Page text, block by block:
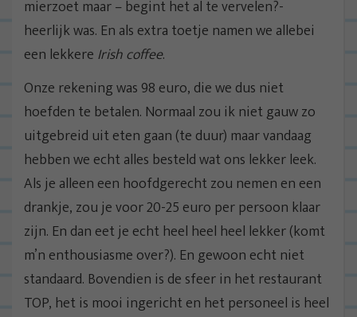
mierzoet maar – begint het al te vervelen?-
heerlijk was. En als extra toetje namen we allebei
een lekkere Irish coffee.
Onze rekening was 98 euro, die we dus niet
hoefden te betalen. Normaal zou ik niet gauw zo
uitgebreid uit eten gaan (te duur) maar vandaag
hebben we echt alles besteld wat ons lekker leek.
Als je alleen een hoofdgerecht zou nemen en een
drankje, zou je voor 20-25 euro per persoon klaar
zijn. En dan eet je echt heel heel heel lekker (komt
m’n enthousiasme over?). En gewoon echt niet
standaard. Bovendien is de sfeer in het restaurant
TOP, het is mooi ingericht en het personeel is heel